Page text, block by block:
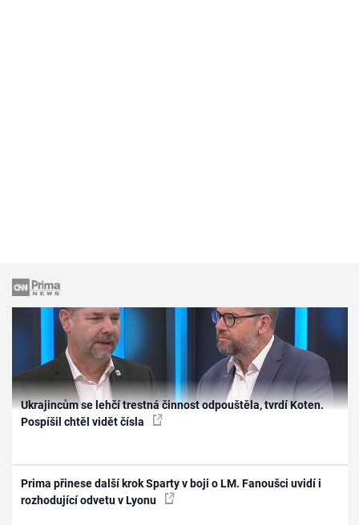
Ukrajincům se lehčí trestná činnost odpouštěla, tvrdí Koten.
Pospíšil chtěl vidět čísla
Prima přinese další krok Sparty v boji o LM. Fanoušci uvidí i
rozhodující odvetu v Lyonu